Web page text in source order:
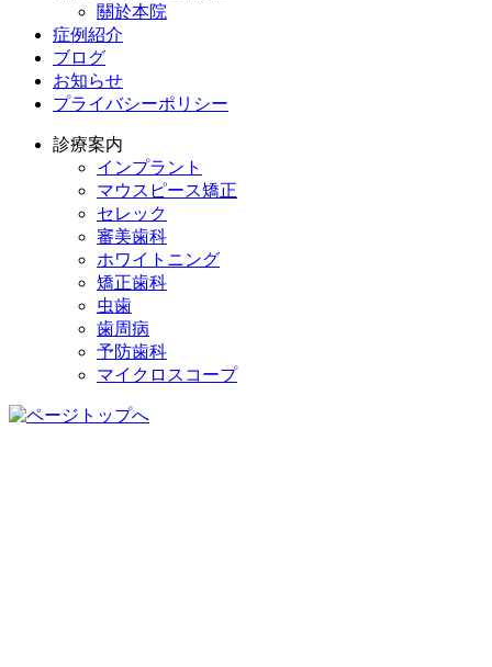
關於本院
症例紹介
ブログ
お知らせ
プライバシーポリシー
診療案内
インプラント
マウスピース矯正
セレック
審美歯科
ホワイトニング
矯正歯科
虫歯
歯周病
予防歯科
マイクロスコープ